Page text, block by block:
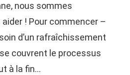
nous sommes
! Pour commencer –
d’un rafraîchissement
couvrent le processus
à la fin…